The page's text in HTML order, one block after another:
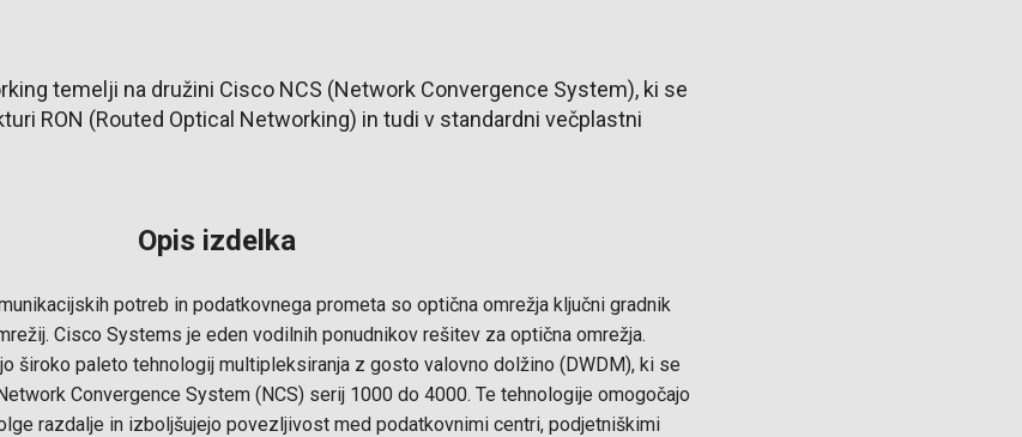
temelji na družini Cisco NCS (Network Convergence System), ki se
RON (Routed Optical Networking) in tudi v standardni večplastni
Opis izdelka
potreb in podatkovnega prometa so optična omrežja ključni gradnik
Cisco Systems je eden vodilnih ponudnikov rešitev za optična omrežja.
široko paleto tehnologij multipleksiranja z gosto valovno dolžino (DWDM), ki se
Convergence System (NCS) serij 1000 do 4000. Te tehnologije omogočajo
razdalje in izboljšujejo povezljivost med podatkovnimi centri, podjetniškimi